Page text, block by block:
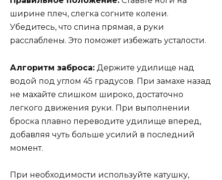
ширине плеч, слегка согните колени.
Убедитесь, что спина прямая, а руки
расслаблены. Это поможет избежать усталости.
Алгоритм заброса: Держите удилище над
водой под углом 45 градусов. При замахе назад
не махайте слишком широко, достаточно
легкого движения руки. При выполнении
броска плавно переводите удилище вперед,
добавляя чуть больше усилий в последний
момент.
При необходимости используйте катушку,